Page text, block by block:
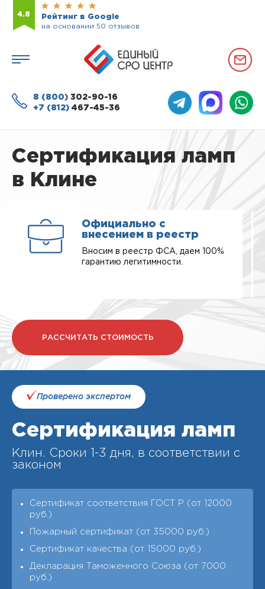
4.8
Рейтинг в Google
на основании 50 отзывов
8 (800) 302-90-16
+7 (812) 467-45-36
Сертификация ламп
в Клине
Официально с
внесением в реестр
Вносим в реестр ФСА, даем 100%
гарантию легитимности.
РАССЧИТАТЬ СТОИМОСТЬ
Проверено экспертом
Сертификация ламп
Клин. Cроки 1-3 дня, в соответствии с
законом
Сертификат соответствия ГОСТ Р (от 12000
руб.)
Пожарный сертификат (от 35000 руб.)
Сертификат качества (от 15000 руб.)
Декларация Таможенного Союза (от 7000
руб.)